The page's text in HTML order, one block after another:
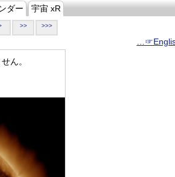
ダー 宇宙 xR
>> >>>
ん。